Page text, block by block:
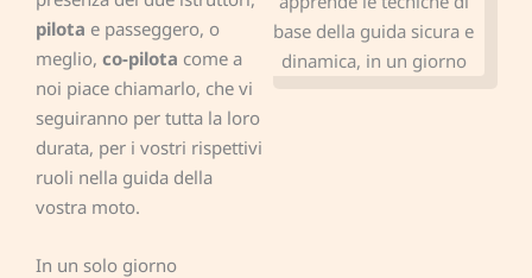
pilota e passeggero, o
meglio, co-pilota come a
noi piace chiamarlo, che vi
seguiranno per tutta la loro
durata, per i vostri rispettivi
ruoli nella guida della
vostra moto.
In un solo giorno